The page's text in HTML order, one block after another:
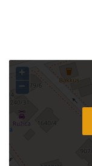
+
−